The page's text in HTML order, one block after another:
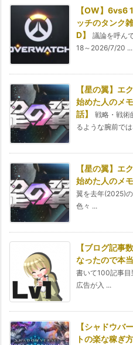
【OW】6vs6
ッチのタンク
D】
議論を呼ん
18～2026/7/20 ...
【星の翼】エ
始めた人のメ
話】
戦略・戦術
るような腕前で
【星の翼】エ
始めた人のメ
翼を去年(2025)
色々 ...
【ブログ記事
なったので本
書いて100記事目
広告が入 ...
【シャドウバ
トの楽な稼ぎ